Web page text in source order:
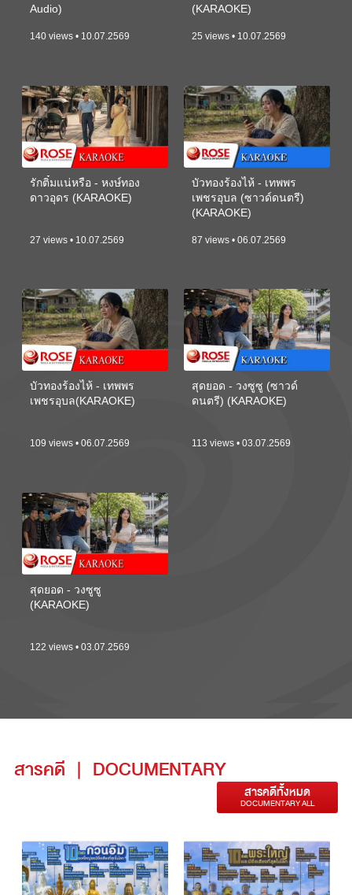
Audio)
140 views • 10.07.2569
(KARAOKE)
25 views • 10.07.2569
รักติ๋มแน่หรือ - หงษ์ทอง
ดาวอุดร (KARAOKE)
27 views • 10.07.2569
บัวทองร้องไห้ - เทพพร
เพชรอุบล (ซาวด์ดนตรี)
(KARAOKE)
87 views • 06.07.2569
บัวทองร้องไห้ - เทพพร
เพชรอุบล(KARAOKE)
109 views • 06.07.2569
สุดยอด - วงซูซู (ซาวด์
ดนตรี) (KARAOKE)
113 views • 03.07.2569
สุดยอด - วงซูซู
(KARAOKE)
122 views • 03.07.2569
สารคดี | DOCUMENTARY
สารคดีทั้งหมด
DOCUMENTARY ALL